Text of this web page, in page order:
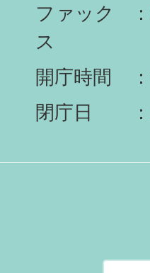
ファック
ス
開庁時間
閉庁日